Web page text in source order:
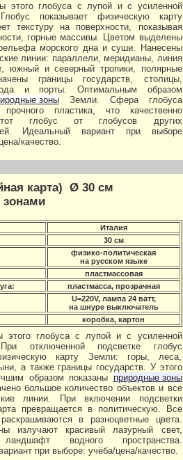
этого глобуса с лупой и с усиленной
показывает физическую карту
текстуру на поверхности, показывая
горные массивы. Цветом выделены
морского дна и суши. Нанесены
линии: параллели, меридианы, линия
южный и северный тропики, полярные
границы государств, столицы,
и порты. Оптимальным образом
зоныЗемли. Сфера глобуса
пластика, что качественно
глобус от глобусов других
Идеальный вариант при выборе
качество.
карта) Ø 30 см
Италия
30 см
физико-политическая
на русском языке
пластмассовая
пластмасса, прозрачная
U=220V, лампа 24 ватт,
на шнуре выключатель
коробка, картон
этого глобуса с лупой и с усиленной
отключенной подсветке глобус
карту Земли: горы, леса,
а также границы государств. У этого
образом показаны природные зоны
большое количество объектов и все
линии. При включении подсветки
превращается в политическую. Все
в разноцветные цвета.
излучают красивый лазурный свет,
ландшафт водного пространства.
при выборе: учёба/цена/качество.